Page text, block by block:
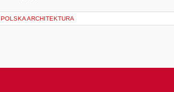
POLSKA ARCHITEKTURA